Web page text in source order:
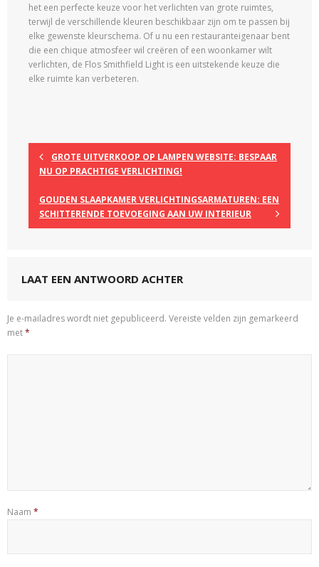
het een perfecte keuze voor het verlichten van grote ruimtes,
terwijl de verschillende kleuren beschikbaar zijn om te passen bij
elke gewenste kleurschema. Of u nu een restauranteigenaar bent
die een chique atmosfeer wil creëren of een woonkamer wilt
verlichten, de Flos Smithfield Light is een uitstekende keuze die
elke ruimte kan verbeteren.
GROTE UITVERKOOP OP LAMPEN WEBSITE: BESPAAR
NU OP PRACHTIGE VERLICHTING!
GOUDEN SLAAPKAMER VERLICHTINGSARMATUREN: EEN
SCHITTERENDE TOEVOEGING AAN UW INTERIEUR
LAAT EEN ANTWOORD ACHTER
Je e-mailadres wordt niet gepubliceerd. Vereiste velden zijn gemarkeerd
met*
Naam *